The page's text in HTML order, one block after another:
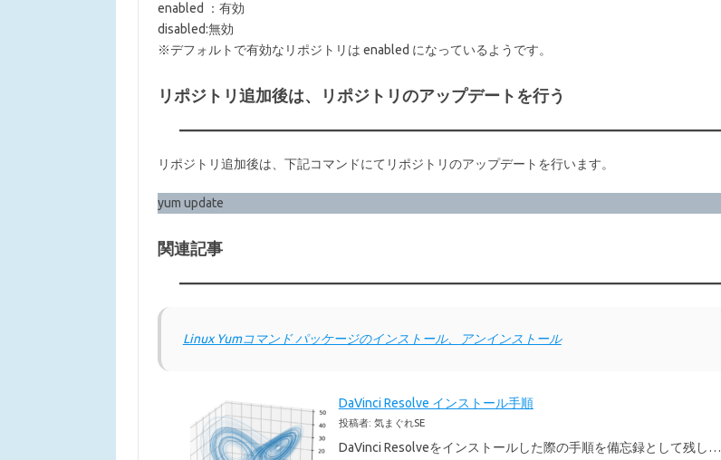
enabled ：有効
disabled:無効
※デフォルトで有効なリポジトリは enabled になっているようです。
リポジトリ追加後は、リポジトリのアップデートを行う
リポジトリ追加後は、下記コマンドにてリポジトリのアップデートを行います。
yum update
関連記事
Linux Yumコマンド パッケージのインストール、アンインストール
DaVinci Resolve インストール手順
投稿者: 気まぐれSE
DaVinci Resolveをインストールした際の手順を備忘録として残し…